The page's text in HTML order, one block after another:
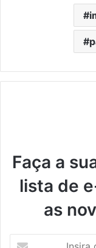
Faça a
lista de
as